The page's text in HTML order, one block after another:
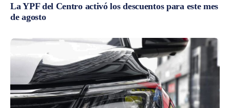
La YPF del Centro activó los descuentos para este mes
de agosto